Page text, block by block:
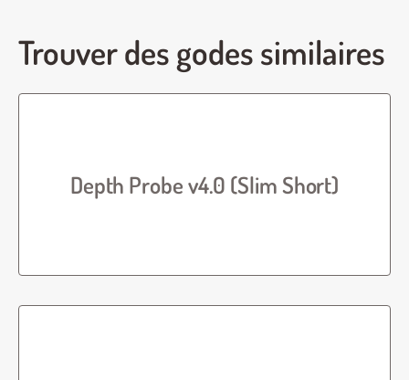
Trouver des godes similaires
Depth Probe v4.0 (Slim Short)